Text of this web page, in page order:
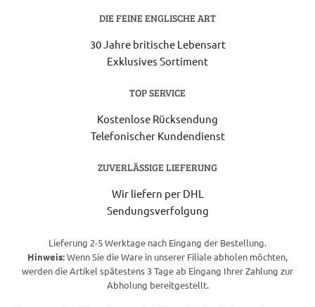
DIE FEINE ENGLISCHE ART
30 Jahre britische Lebensart
Exklusives Sortiment
TOP SERVICE
Kostenlose Rücksendung
Telefonischer Kundendienst
ZUVERLÄSSIGE LIEFERUNG
Wir liefern per DHL
Sendungsverfolgung
Lieferung 2-5 Werktage nach Eingang der Bestellung.
Hinweis:Wenn Sie die Ware in unserer Filiale abholen möchten,
werden die Artikel spätestens 3 Tage ab Eingang Ihrer Zahlung zur
Abholung bereitgestellt.